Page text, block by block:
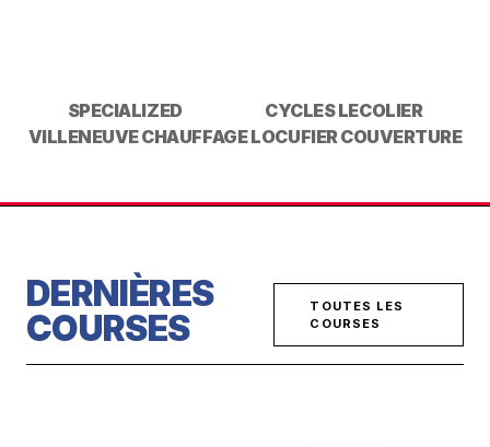
SPECIALIZED
CYCLES LECOLIER
VILLENEUVE CHAUFFAGELOCUFIER COUVERTURE
DERNIÈRES
COURSES
TOUTES LES
COURSES